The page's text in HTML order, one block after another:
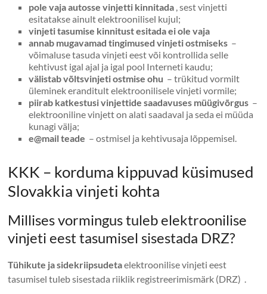
pole vaja autosse vinjetti kinnitada , sest vinjetti
esitatakse ainult elektroonilisel kujul;
vinjeti tasumise kinnitust esitada ei ole vaja
annab mugavamad tingimused vinjeti ostmiseks –
võimaluse tasuda vinjeti eest või kontrollida selle
kehtivust igal ajal ja igal pool Interneti kaudu;
välistab võltsvinjeti ostmise ohu – trükitud vormilt
üleminek eranditult elektroonilisele vinjeti vormile;
piirab katkestusi vinjettide saadavuses müügivõrgus –
elektrooniline vinjett on alati saadaval ja seda ei müüda
kunagi välja;
e@mail teade – ostmisel ja kehtivusaja lõppemisel.
KKK – korduma kippuvad küsimused
Slovakkia vinjeti kohta
Millises vormingus tuleb elektroonilise
vinjeti eest tasumisel sisestada DRZ?
Tühikute ja sidekriipsudetaelektroonilise vinjeti eest
tasumisel tuleb sisestada riiklik registreerimismärk (DRZ) .